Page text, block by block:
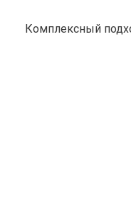
Комплексный